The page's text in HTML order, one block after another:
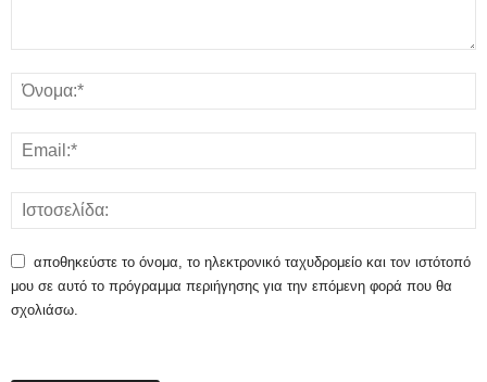
αποθηκεύστε το όνομα, το ηλεκτρονικό ταχυδρομείο και τον ιστότοπό
μου σε αυτό το πρόγραμμα περιήγησης για την επόμενη φορά που θα
σχολιάσω.